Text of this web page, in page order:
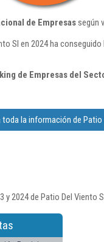
de Empresassegún
Sl en 2024 ha
de Empresas del
toda la información de Patio
2024 de Patio Del Viento